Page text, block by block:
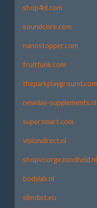
shop4nl.com
soundcore.com
nanostopper.com
fruitfunk.com
theparkplayground.com
newday-supplements.nl
supersmart.com
visiondirect.nl
shopvoorgezondheid.nl
bodylab.nl
slimdiet.eu